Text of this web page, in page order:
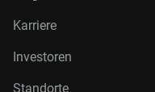
Karriere
Investoren
Standorte